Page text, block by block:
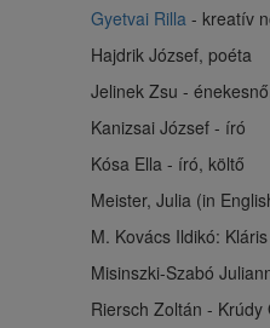
Gyetvai Rilla - kreatív
Hajdrik József, poéta
Jelinek Zsu -
Kanizsai József - író
Kósa Ella - író, költő
Meister, Julia (in
M. Kovács Ildikó:
Misinszki-Szabó
Riersch Zoltán -